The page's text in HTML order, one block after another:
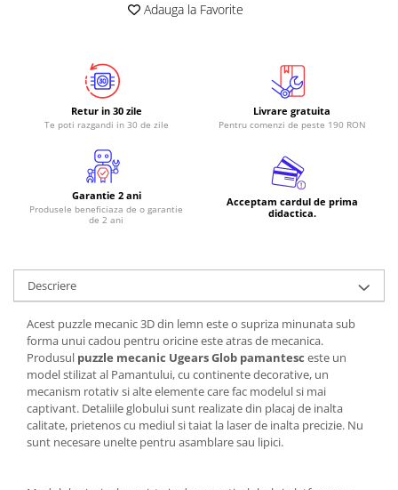
Cabluri
Conectori
Cutii
Sticker
Componente
Butoane, Tastaturi
Condensatoare
Adauga la Favorite
Retur in 30 zile
Te poti razgandi in 30 de zile
Livrare gratuita
Pentru comenzi de peste 190 RON
Garantie 2 ani
Produsele beneficiaza de o garantie
de 2 ani
Acceptam cardul de prima
didactica.
Descriere
Acest puzzle mecanic 3D din lemn este o supriza minunata sub
forma unui cadou pentru oricine este atras de mecanica.
Produsul puzzle mecanic Ugears Glob pamantesc este un
model stilizat al Pamantului, cu continente decorative, un
mecanism rotativ si alte elemente care fac modelul si mai
captivant. Detaliile globului sunt realizate din placaj de inalta
calitate, prietenos cu mediul si taiat la laser de inalta precizie. Nu
sunt necesare unelte pentru asamblare sau lipici.